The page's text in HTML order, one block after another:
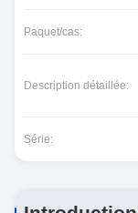
Paquet/cas:
Description détaillée:
Série: